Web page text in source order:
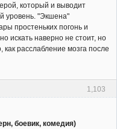
который и выводит
уровень. "Экшена"
простеньких погонь и
искать наверно не стоит, но
как расслабление мозга после
1,103
боевик, комедия)